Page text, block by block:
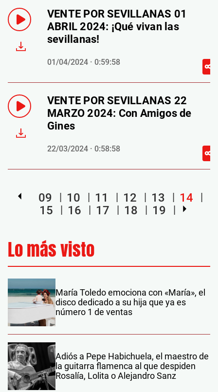
VENTE POR SEVILLANAS 01
ABRIL 2024: ¡Qué vivan las
sevillanas!
01/04/2024 · 0:59:58
VENTE POR SEVILLANAS 22
MARZO 2024: Con Amigos de
Gines
22/03/2024 · 0:58:58
09 10 11 12 13
14
15
16 17 18 19
Lo más visto
María Toledo emociona con «María», el
disco dedicado a su hija que ya es
número 1 de ventas
Adiós a Pepe Habichuela, el maestro de
la guitarra flamenca al que despiden
Rosalía, Lolita o Alejandro Sanz